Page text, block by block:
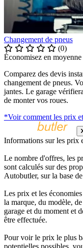
Changement de pneus
(0)
Économisez en
Comparez des devis
changement de pneus.
jantes. Le garage
de monter vos roues.
*Voir comment les prix
Informations sur les prix
Le nombre d'offres, les
sont calculés sur des
Autobutler, sur la base
Les prix et les
la marque, du modèle,
garage et du moment et
être effectuée.
Pour voir le prix le plus
potentielles possibles,